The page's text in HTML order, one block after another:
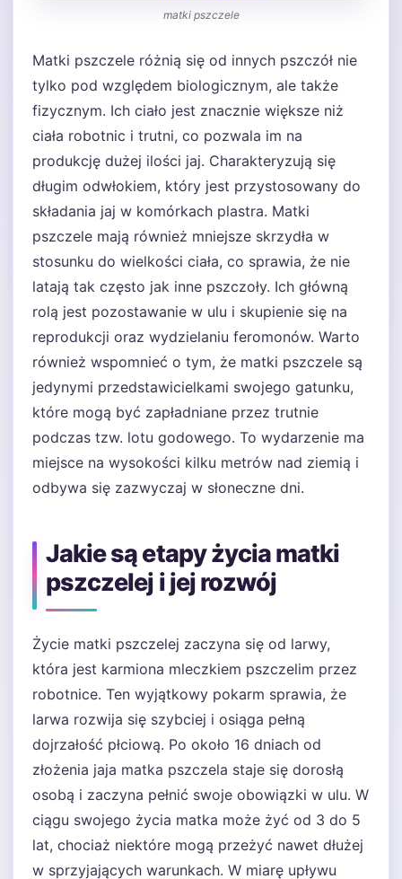
matki pszczele
Matki pszczele różnią się od innych pszczół nie
tylko pod względem biologicznym, ale także
fizycznym. Ich ciało jest znacznie większe niż
ciała robotnic i trutni, co pozwala im na
produkcję dużej ilości jaj. Charakteryzują się
długim odwłokiem, który jest przystosowany do
składania jaj w komórkach plastra. Matki
pszczele mają również mniejsze skrzydła w
stosunku do wielkości ciała, co sprawia, że nie
latają tak często jak inne pszczoły. Ich główną
rolą jest pozostawanie w ulu i skupienie się na
reprodukcji oraz wydzielaniu feromonów. Warto
również wspomnieć o tym, że matki pszczele są
jedynymi przedstawicielkami swojego gatunku,
które mogą być zapładniane przez trutnie
podczas tzw. lotu godowego. To wydarzenie ma
miejsce na wysokości kilku metrów nad ziemią i
odbywa się zazwyczaj w słoneczne dni.
Jakie są etapy życia matki
pszczelej i jej rozwój
Życie matki pszczelej zaczyna się od larwy,
która jest karmiona mleczkiem pszczelim przez
robotnice. Ten wyjątkowy pokarm sprawia, że
larwa rozwija się szybciej i osiąga pełną
dojrzałość płciową. Po około 16 dniach od
złożenia jaja matka pszczela staje się dorosłą
osobą i zaczyna pełnić swoje obowiązki w ulu. W
ciągu swojego życia matka może żyć od 3 do 5
lat, chociaż niektóre mogą przeżyć nawet dłużej
w sprzyjających warunkach. W miarę upływu